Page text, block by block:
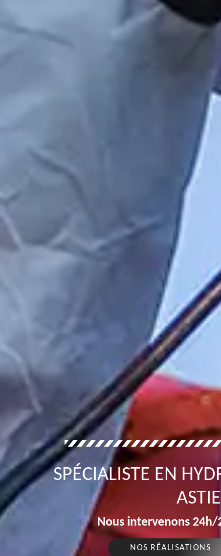
SPÉCIALISTE EN
Nous intervenons 24h/
NOS RÉALISATIONS